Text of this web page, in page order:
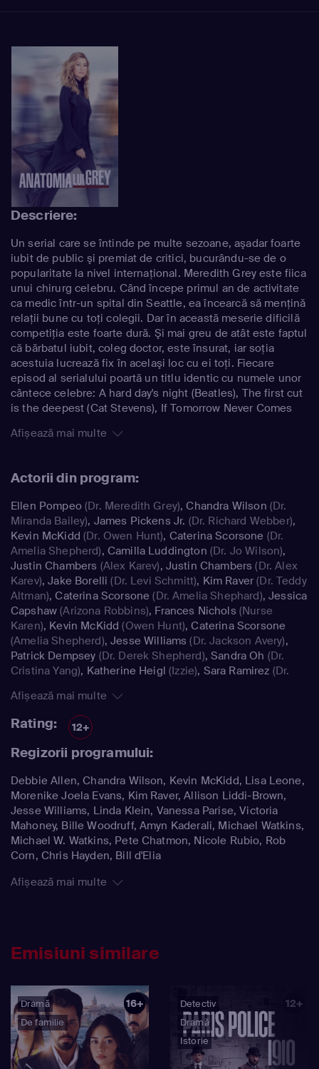
Descriere:
Un serial care se întinde pe multe sezoane, aşadar foarte
iubit de public şi premiat de critici, bucurându-se de o
popularitate la nivel internaţional. Meredith Grey este fiica
unui chirurg celebru. Când începe primul an de activitate
ca medic într-un spital din Seattle, ea încearcă să menţină
relaţii bune cu toţi colegii. Dar în această meserie dificilă
competiţia este foarte dură. Şi mai greu de atât este faptul
că bărbatul iubit, coleg doctor, este însurat, iar soţia
acestuia lucrează fix în acelaşi loc cu ei toţi. Fiecare
episod al serialului poartă un titlu identic cu numele unor
cântece celebre: A hard day's night (Beatles), The first cut
is the deepest (Cat Stevens), If Tomorrow Never Comes
Afișează mai multe
Actorii din program:
Ellen Pompeo(Dr. Meredith Grey),Chandra Wilson (Dr.
Miranda Bailey), James Pickens Jr. (Dr. Richard Webber),
Kevin McKidd (Dr. Owen Hunt), Caterina Scorsone (Dr.
Amelia Shepherd), Camilla Luddington (Dr. Jo Wilson),
Justin Chambers (Alex Karev), Justin Chambers (Dr. Alex
Karev),Jake Borelli (Dr. Levi Schmitt), Kim Raver (Dr. Teddy
Altman),Caterina Scorsone (Dr. Amelia Shephard),Jessica
Capshaw (Arizona Robbins), Frances Nichols (Nurse
Karen), Kevin McKidd (Owen Hunt),Caterina Scorsone
(Amelia Shepherd),Jesse Williams (Dr. Jackson Avery),
Patrick Dempsey (Dr. Derek Shepherd),Sandra Oh (Dr.
Cristina Yang), Katherine Heigl (Izzie), Sara Ramirez (Dr.
Afișează mai multe
Rating: 12+
Regizorii programului:
Debbie Allen, Chandra Wilson, Kevin McKidd, Lisa Leone,
Morenike Joela Evans, Kim Raver, Allison Liddi-Brown,
Jesse Williams, Linda Klein, Vanessa Parise, Victoria
Mahoney, Bille Woodruff, Amyn Kaderali, Michael Watkins,
Michael W. Watkins, Pete Chatmon, Nicole Rubio, Rob
Corn, Chris Hayden, Bill d'Elia
Afișează mai multe
Emisiuni similare
Dramă
De familie
16+
Detectiv
Dramă
Istorie
12+